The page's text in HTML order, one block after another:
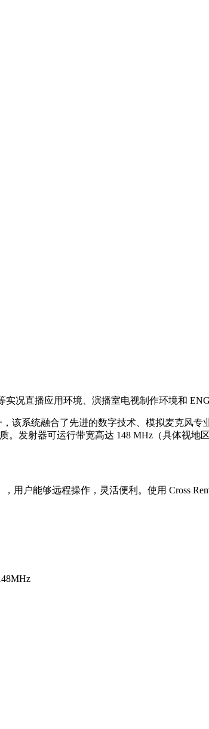
况直播应用环境、演播室电视制作环境和
该系统融合了先进的数字技术、模拟麦克风
发射器可运行带宽高达 148 MHz（具体视地
，用户能够远程操作，灵活便利。使用 Cross